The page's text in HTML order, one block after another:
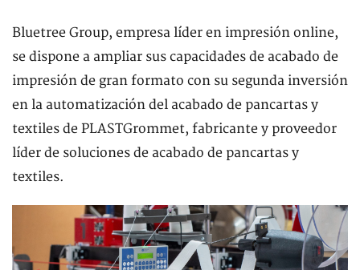
Bluetree Group, empresa líder en impresión online,
se dispone a ampliar sus capacidades de acabado de
impresión de gran formato con su segunda inversión
en la automatización del acabado de pancartas y
textiles de PLASTGrommet, fabricante y proveedor
líder de soluciones de acabado de pancartas y
textiles.